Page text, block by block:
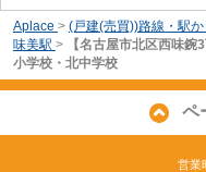
Aplace > (戸建(売買))路線・駅
味美駅 >
【名古屋市北区西味
小学校・北中学校
ペ
営業